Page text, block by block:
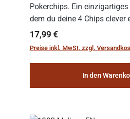
Pokerchips. Ein
dem du deine 4 Chips clever
Wer die Chips mit dem
hat, gewinnt die Runde. Aber
Regulärer Preis:
17,99 €
Preise inkl. MwSt. zzgl.
In den